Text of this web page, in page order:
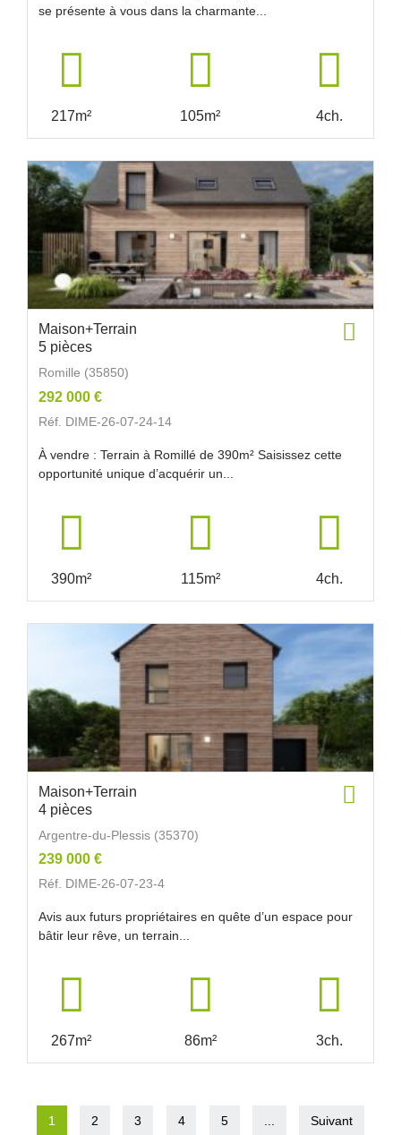
se présente à vous dans la charmante...
217m² 105m² 4ch.
Maison+Terrain
5 pièces
Romille (35850)
292 000 €
Réf. DIME-26-07-24-14
À vendre : Terrain à Romillé de 390m² Saisissez cette
opportunité unique d’acquérir un...
390m² 115m² 4ch.
Maison+Terrain
4 pièces
Argentre-du-Plessis (35370)
239 000 €
Réf. DIME-26-07-23-4
Avis aux futurs propriétaires en quête d’un espace pour
bâtir leur rêve, un terrain...
267m² 86m² 3ch.
1 2 3 4 5 Suivant